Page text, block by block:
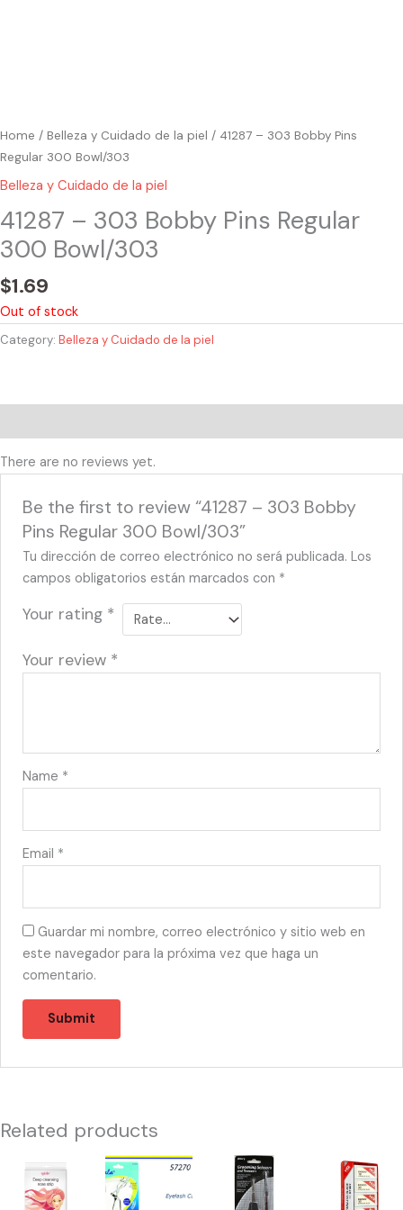
Home / Belleza y Cuidado de la piel / 41287 – 303 Bobby Pins
Regular 300 Bowl/303
Belleza y Cuidado de la piel
41287 – 303 Bobby Pins Regular
300 Bowl/303
$1.69
Out of stock
Category: Belleza y Cuidado de la piel
There are no reviews yet.
Be the first to review “41287 – 303 Bobby
Pins Regular 300 Bowl/303”
Tu dirección de correo electrónico no será publicada. Los
campos obligatorios están marcados con *
Your rating *
Your review *
Name *
Email *
Guardar mi nombre, correo electrónico y sitio web en
este navegador para la próxima vez que haga un
comentario.
Related products
56357
57270
-
55408
53561